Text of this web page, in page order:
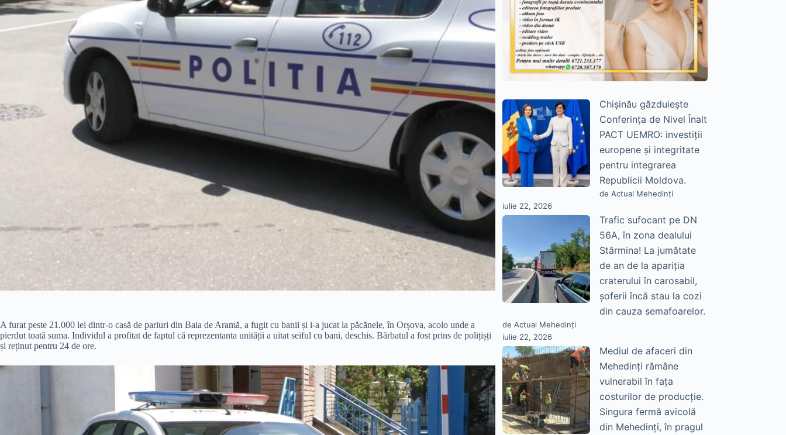
A furat peste 21.000 lei dintr-o casă de pariuri din Baia de Aramă, a fugit cu banii și i-a jucat la păcănele, în Orșova, acolo unde a
pierdut toată suma. Individul a profitat de faptul că reprezentanta unității a uitat seiful cu bani, deschis. Bărbatul a fost prins de polițișți
și reținut pentru 24 de ore.
Chișinău găzduiește
Conferința de Nivel Înalt
PACT UEMRO: investiții
europene și integritate
pentru integrarea
Republicii Moldova.
de Actual Mehedinți
iulie 22, 2026
Trafic sufocant pe DN
56A, în zona dealului
Stârmina! La jumătate
de an de la apariția
craterului în carosabil,
șoferii încă stau la cozi
din cauza semafoarelor.
de Actual Mehedinți
iulie 22, 2026
Mediul de afaceri din
Mehedinți rămâne
vulnerabil în fața
costurilor de producție.
Singura fermă avicolă
din Mehedinți, în pragul